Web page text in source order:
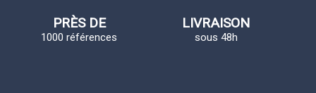
PRÈS DE
1000 références
LIVRAISON
sous 48h